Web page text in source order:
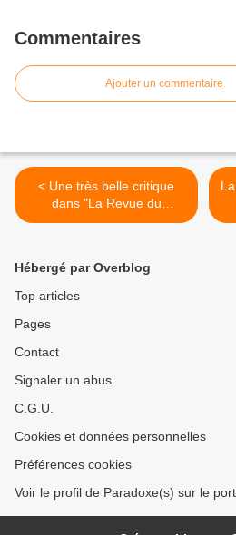
Commentaires
Ajouter un commentaire
< Une très belle critique
dans "La Revue du
spectacle"
Hébergé par Overblog
Top articles
Pages
Contact
Signaler un abus
C.G.U.
Cookies et données personnelles
Préférences cookies
Voir le profil de Paradoxe(s) sur le